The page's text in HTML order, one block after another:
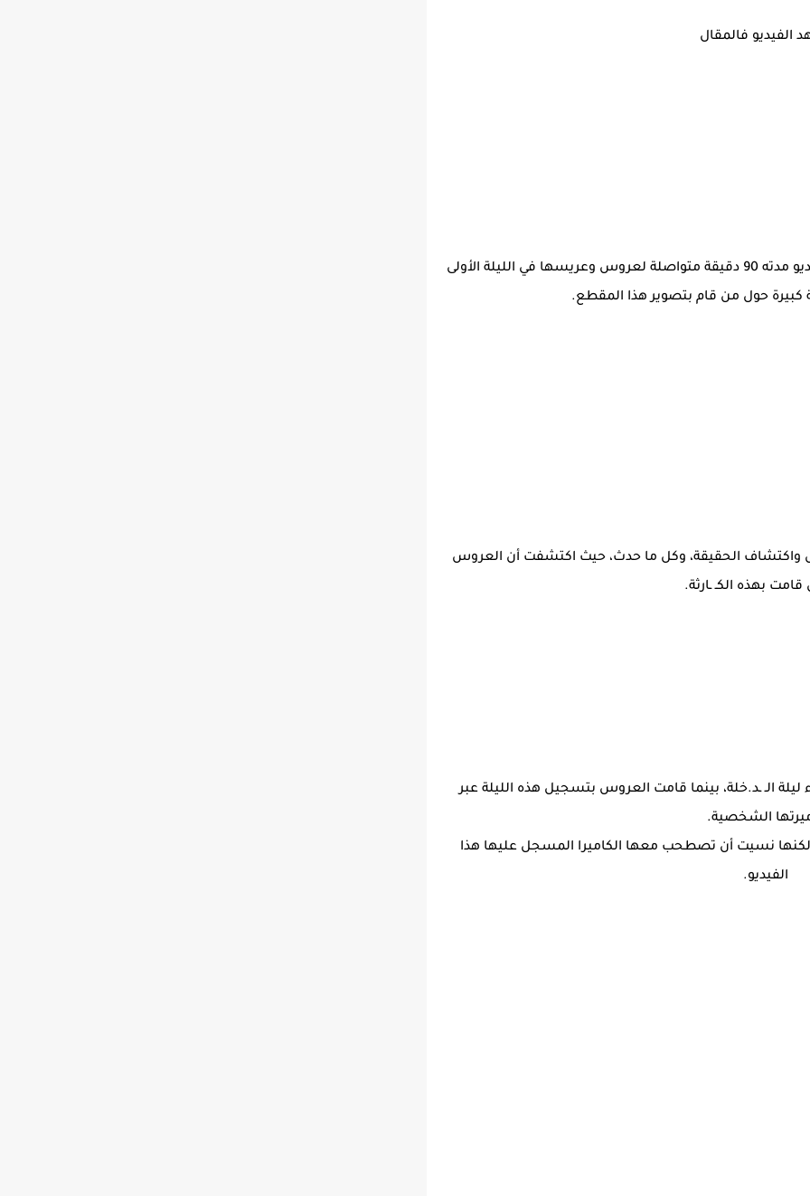
الفيديو فالمقال
انتشر عبر مواقع التواصل الاجتماعي مقطع فيديو مدته 90 دقيقة متواصلة لعروس وعريسها في الليلة الأولى
كبيرة حول من قام بتصوير هذا المقطع.
واكتشاف الحقيقة، وكل ما حدث، حيث اكتشفت أن العروس
بهذه الكـ ـارثة.
الـ ـد.خلة، بينما قامت العروس بتسجيل هذه الليلة عبر
الشخصية.
لكنها نسيت أن تصطحب معها الكاميرا المسجل عليها هذا
الفيديو.